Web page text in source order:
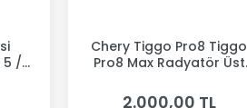
Chery Tiggo Pro8 Tiggo
Pro8 Max Radyatör Üst
2.000,00 TL